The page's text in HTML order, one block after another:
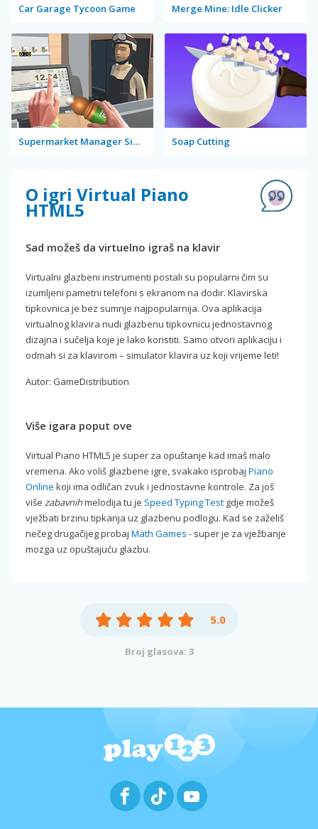
Car Garage Tycoon Game Merge Mine: Idle Clicker
Supermarket Manager Simulator Soap Cutting
O igri Virtual Piano
HTML5
Sad možeš da virtuelno igraš na klavir
Virtualni glazbeni instrumenti postali su popularni čim su
izumljeni pametni telefoni s ekranom na dodir. Klavirska
tipkovnica je bez sumnje najpopularnija. Ova aplikacija
virtualnog klavira nudi glazbenu tipkovnicu jednostavnog
dizajna i sučelja koje je lako koristiti. Samo otvori aplikaciju i
odmah si za klavirom – simulator klavira uz koji vrijeme leti!
Autor: GameDistribution
Više igara poput ove
Virtual Piano HTML5 je super za opuštanje kad imaš malo
vremena. Ako voliš glazbene igre, svakako isprobaj Piano
Online koji ima odličan zvuk i jednostavne kontrole. Za još
više zabavnihmelodija tu je Speed Typing Test gdje možeš
vježbati brzinu tipkanja uz glazbenu podlogu. Kad se zaželiš
nečeg drugačijeg probaj Math Games - super je za vježbanje
mozga uz opuštajuću glazbu.
5.0
Broj glasova: 3